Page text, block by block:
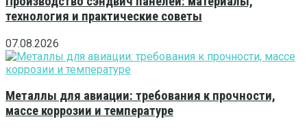
технология и практические советы
07.08.2026
Металлы для авиации: требования к прочности,
массе коррозии и температуре